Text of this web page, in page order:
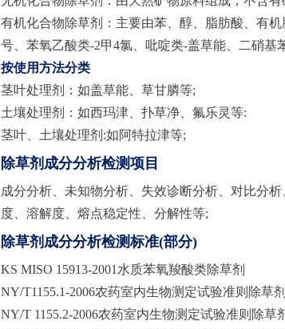
有机化合物除草剂：主要由苯、醇、脂肪酸、有
号、苯氧乙酸类-2甲4氯、吡啶类-盖草能、二硝
按使用方法分类
茎叶处理剂：如盖草能、草甘膦等;
土壤处理剂：如西玛津、扑草净、氟乐灵等:
茎叶、土壤处理剂:如阿特拉津等;
除草剂成分分析检测项目
成分分析、未知物分析、失效诊断分析、对比分
度、溶解度、熔点稳定性、分解性等;
除草剂成分分析检测标准(部分)
KS MISO 15913-2001水质苯氧羧酸类除草剂
NY/T1155.1-2006农药室内生物测定试验准则除草
NY/T 1155.2-2006农药室内生物测定试验准则除